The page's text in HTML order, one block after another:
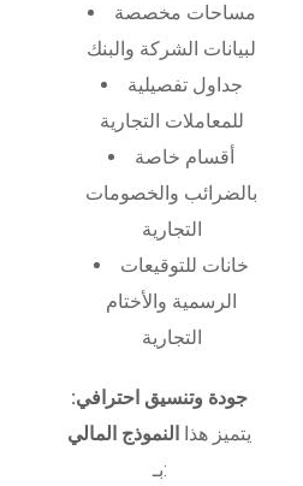
مساحات مخصصة
لبيانات الشركة والبنك
جداول تفصيلية
للمعاملات التجارية
أقسام خاصة
بالضرائب والخصومات
التجارية
خانات للتوقيعات
الرسمية والأختام
التجارية
جودة وتنسيق احترافي:
يتميز هذا
النموذج المالي
بـ: